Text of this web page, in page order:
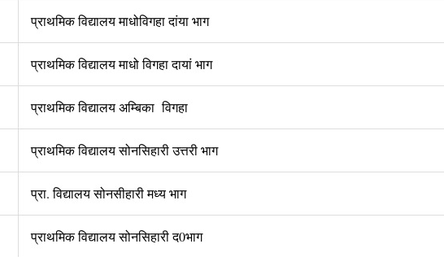
प्राथमिक विद्यालय माधोविगहा दांया भाग
प्राथमिक विद्यालय माधो विगहा दायां भाग
प्राथमिक विद्यालय अम्बिका विगहा
प्राथमिक विद्यालय सोनसिहारी उत्तरी भाग
प्रा. विद्यालय सोनसीहारी मध्य भाग
प्राथमिक विद्यालय सोनसिहारी द0भाग